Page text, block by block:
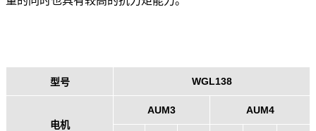
型号 WGL138
电机
AUM3 AUM4